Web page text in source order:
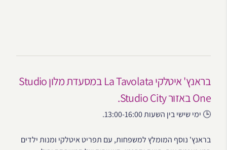
בראנץ' איטלקי La Tavolata במסעדת מלון Studio
One באזור Studio City.
🕒 ימי שישי בין השעות 13:00-16:00.
בראנץ' נוסף המומלץ למשפחות, עם תפריט איטלקי ומנות ילדים